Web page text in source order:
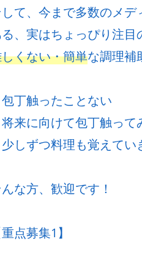
て、今まで多数のメ
、実はちょっぴり注目
くない・簡単な調理補
包丁触ったことない
将来に向けて包丁触って
少しずつ料理も覚えてい
な方、歓迎です！
重点募集1】